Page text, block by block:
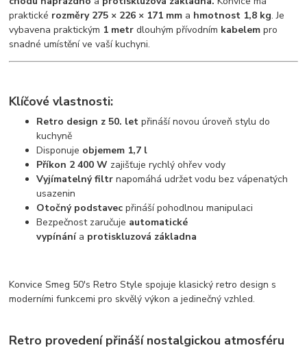
praktické rozměry 275 × 226 × 171 mm a hmotnost 1,8 kg. Je
vybavena praktickým 1 metr dlouhým přívodním kabelem pro
snadné umístění ve vaší kuchyni.
Klíčové vlastnosti:
Retro design z 50. let přináší novou úroveň stylu do
kuchyně
Disponuje objemem 1,7 l
Příkon 2 400 W zajišťuje rychlý ohřev vody
Vyjímatelný filtr napomáhá udržet vodu bez vápenatých
usazenin
Otočný podstavec přináší pohodlnou manipulaci
Bezpečnost zaručuje automatické
vypínánía protiskluzová základna
Konvice Smeg 50's Retro Style spojuje klasický retro design s
moderními funkcemi pro skvělý výkon a jedinečný vzhled.
Retro provedení přináší nostalgickou atmosféru